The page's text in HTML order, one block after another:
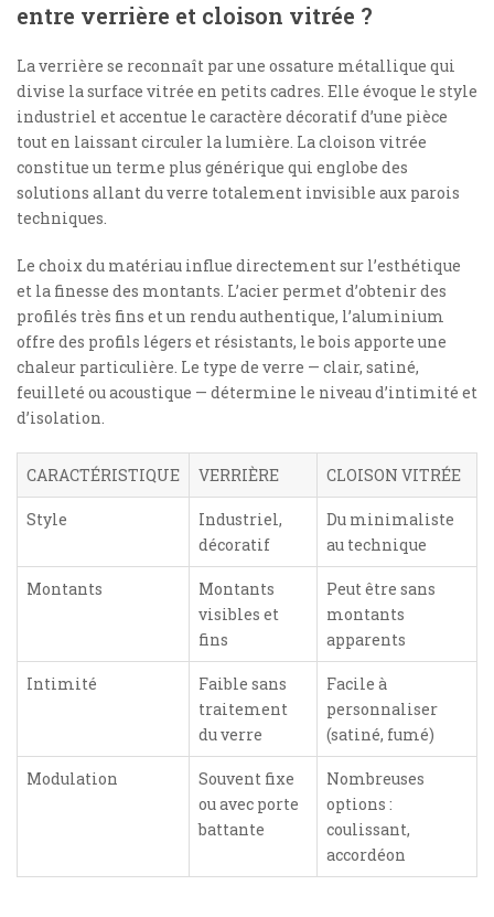
entre verrière et cloison vitrée ?
La verrière se reconnaît par une ossature métallique qui
divise la surface vitrée en petits cadres. Elle évoque le style
industriel et accentue le caractère décoratif d’une pièce
tout en laissant circuler la lumière. La cloison vitrée
constitue un terme plus générique qui englobe des
solutions allant du verre totalement invisible aux parois
techniques.
Le choix du matériau influe directement sur l’esthétique
et la finesse des montants. L’acier permet d’obtenir des
profilés très fins et un rendu authentique, l’aluminium
offre des profils légers et résistants, le bois apporte une
chaleur particulière. Le type de verre — clair, satiné,
feuilleté ou acoustique — détermine le niveau d’intimité et
d’isolation.
CARACTÉRISTIQUE VERRIÈRE CLOISON VITRÉE
Style
Industriel,
décoratif
Du minimaliste
au technique
Montants
Montants
visibles et
fins
Peut être sans
montants
apparents
Intimité
Faible sans
traitement
du verre
Facile à
personnaliser
(satiné, fumé)
Modulation
Souvent fixe
ou avec porte
battante
Nombreuses
options :
coulissant,
accordéon